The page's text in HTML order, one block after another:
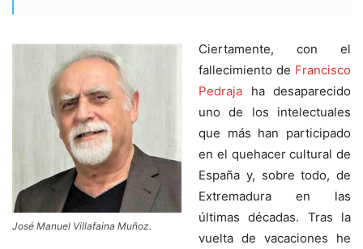
José Manuel Villafaina Muñoz.
Ciertamente, con el
fallecimiento de Francisco
Pedraja ha desaparecido
uno de los intelectuales
que más han participado
en el quehacer cultural de
España y, sobre todo, de
Extremadura en las
últimas décadas. Tras la
vuelta de vacaciones he